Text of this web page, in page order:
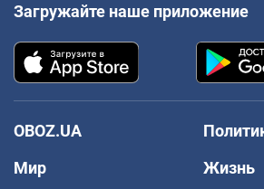
Загружайте наше приложение
OBOZ.UA
Мир
Жизнь